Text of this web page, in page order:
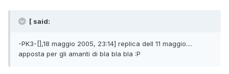
[ said:
-PK3-[],18 maggio 2005, 23:14] replica dell 11 maggio....
apposta per gli amanti di bla bla bla :P